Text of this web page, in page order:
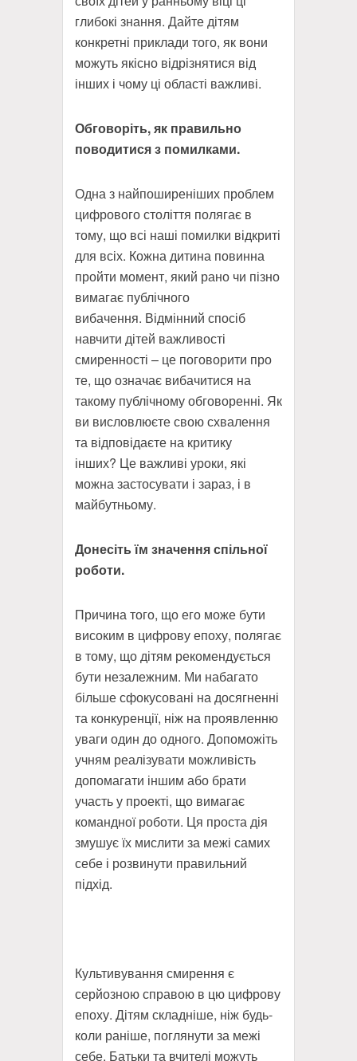
глибокі знання. Дайте дітям
конкретні приклади того, як вони
можуть якісно відрізнятися від
інших і чому ці області важливі.
Обговоріть, як правильно
поводитися з помилками.
Одна з найпоширеніших проблем
цифрового століття полягає в
тому, що всі наші помилки відкриті
для всіх. Кожна дитина повинна
пройти момент, який рано чи пізно
вимагає публічного
вибачення. Відмінний спосіб
навчити дітей важливості
смиренності – це поговорити про
те, що означає вибачитися на
такому публічному обговоренні. Як
ви висловлюєте свою схвалення
та відповідаєте на критику
інших? Це важливі уроки, які
можна застосувати і зараз, і в
майбутньому.
Донесіть їм значення спільної
роботи.
Причина того, що его може бути
високим в цифрову епоху, полягає
в тому, що дітям рекомендується
бути незалежним. Ми набагато
більше сфокусовані на досягненні
та конкуренції, ніж на проявленню
уваги один до одного. Допоможіть
учням реалізувати можливість
допомагати іншим або брати
участь у проекті, що вимагає
командної роботи. Ця проста дія
змушує їх мислити за межі самих
себе і розвинути правильний
підхід.
Культивування смирення є
серйозною справою в цю цифрову
епоху. Дітям складніше, ніж будь-
коли раніше, поглянути за межі
себе. Батьки та вчителі можуть